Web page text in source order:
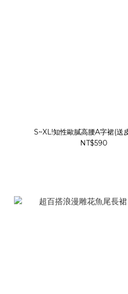
S~XL!知性歐膩高腰A字裙(送
NT$590